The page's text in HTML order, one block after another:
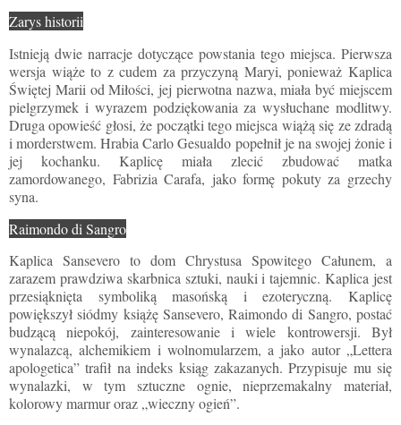
Zarys historii
Istnieją dwie narracje dotyczące powstania tego miejsca. Pierwsza
wersja wiąże to z cudem za przyczyną Maryi, ponieważ Kaplica
Świętej Marii od Miłości, jej pierwotna nazwa, miała być miejscem
pielgrzymek i wyrazem podziękowania za wysłuchane modlitwy.
Druga opowieść głosi, że początki tego miejsca wiążą się ze zdradą
i morderstwem. Hrabia Carlo Gesualdo popełnił je na swojej żonie i
jej kochanku. Kaplicę miała zlecić zbudować matka
zamordowanego, Fabrizia Carafa, jako formę pokuty za grzechy
syna.
Raimondo di Sangro
Kaplica Sansevero to dom Chrystusa Spowitego Całunem, a
zarazem prawdziwa skarbnica sztuki, nauki i tajemnic. Kaplica jest
przesiąknięta symboliką masońską i ezoteryczną. Kaplicę
powiększył siódmy książę Sansevero, Raimondo di Sangro, postać
budzącą niepokój, zainteresowanie i wiele kontrowersji. Był
wynalazcą, alchemikiem i wolnomularzem, a jako autor „Lettera
apologetica” trafił na indeks ksiąg zakazanych. Przypisuje mu się
wynalazki, w tym sztuczne ognie, nieprzemakalny materiał,
kolorowy marmur oraz „wieczny ogień”.